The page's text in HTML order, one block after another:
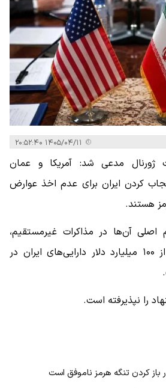
ژورنال مدعی شد: آمریکا و عمان
کردن ایران برای عدم اخذ عوارض
هستند.
اصلی آن‌ها در مذاکرات غیرمستقیم،
وعده آزادسازی بخشی از ۱۰۰ میلیارد دلار دارایی‌های ایران در
را نپذیرفته است.
باز کردن تنگه هرمز ناموفق است